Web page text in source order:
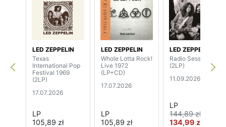
LED ZEPPELIN
Texas
International Pop
Festival 1969
(2LP)
17.07.2026
LP
105,89 zł
LED ZEPPELIN
Whole Lotta Rock!
Live 1972
(LP+CD)
17.07.2026
LP
105,89 zł
LED ZEPPELIN
Radio Sessions
(2LP)
11.09.2026
LP
144,89 zł
134,99 zł